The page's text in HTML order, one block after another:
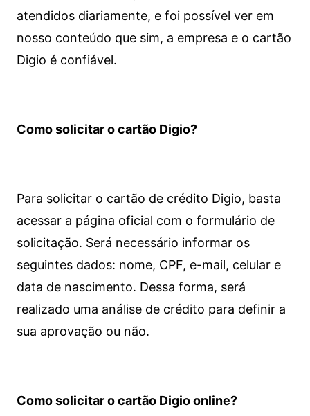
atendidos diariamente, e foi possível ver em
nosso conteúdo que sim, a empresa e o cartão
Digio é confiável.
Como solicitar o cartão Digio?
Para solicitar o cartão de crédito Digio, basta
acessar a página oficial com o formulário de
solicitação. Será necessário informar os
seguintes dados: nome, CPF, e-mail, celular e
data de nascimento. Dessa forma, será
realizado uma análise de crédito para definir a
sua aprovação ou não.
Como solicitar o cartão Digio online?